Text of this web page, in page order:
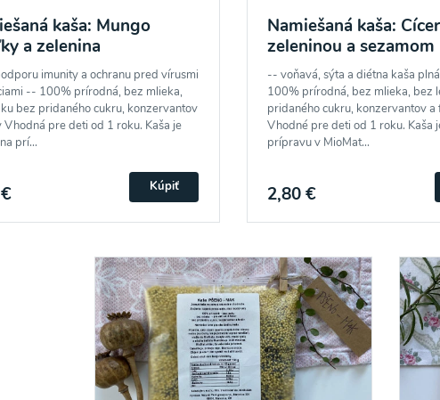
kaša: Mungo
a zelenina
imunity a ochranu pred vírusmi
-- 100% prírodná, bez mlieka,
bez pridaného cukru, konzervantov
Vhodná pre deti od 1 roku. Kaša je
prí...
Kúpiť
Namiešaná kaša:
zeleninou a sezamom
-- voňavá, sýta a diétna kaša
100% prírodná, bez mlieka, bez
pridaného cukru, konzervantov a
Vhodné pre deti od 1 roku. Kaša
prípravu v MioMat...
2,80 €
a akcií
na Newsletter súhlasím so spracovaním osobných údajov pre
a súhlasím s nimi.